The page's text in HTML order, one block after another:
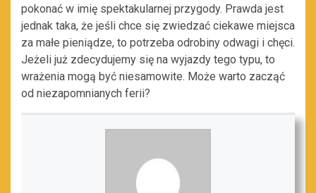
pokonać w imię spektakularnej przygody. Prawda jest
jednak taka, że jeśli chce się zwiedzać ciekawe miejsca
za małe pieniądze, to potrzeba odrobiny odwagi i chęci.
Jeżeli już zdecydujemy się na wyjazdy tego typu, to
wrażenia mogą być niesamowite. Może warto zacząć
od niezapomnianych ferii?